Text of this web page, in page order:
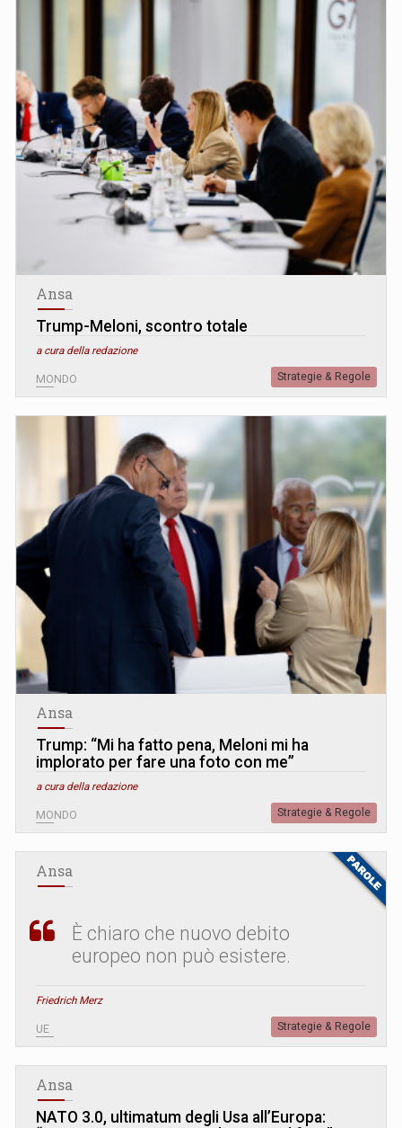
Ansa
Trump-Meloni, scontro totale
a cura della redazione
MONDO Strategie & Regole
Ansa
Trump: “Mi ha fatto pena, Meloni mi ha
implorato per fare una foto con me”
a cura della redazione
MONDO Strategie & Regole
Ansa
È chiaro che nuovo debito
europeo non può esistere.
Friedrich Merz
UE Strategie & Regole
Ansa
NATO 3.0, ultimatum degli Usa all’Europa: